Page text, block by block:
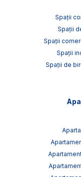
Spații
Spații
Spații
Spații
Spații de